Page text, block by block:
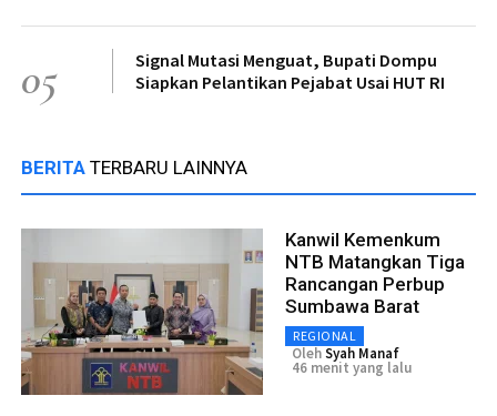
05
Signal Mutasi Menguat, Bupati Dompu
Siapkan Pelantikan Pejabat Usai HUT RI
BERITA TERBARU LAINNYA
Kanwil Kemenkum
NTB Matangkan Tiga
Rancangan Perbup
Sumbawa Barat
REGIONAL
OlehSyah Manaf
46 menit yang lalu